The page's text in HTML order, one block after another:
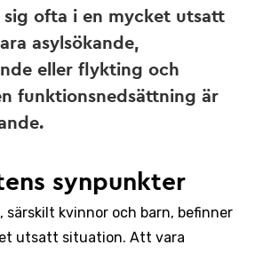
sig ofta i en mycket utsatt
asylsökande,
eller flykting och
funktionsnedsättning är
synpunkter
särskilt kvinnor och barn, befinner
utsatt situation. Att vara